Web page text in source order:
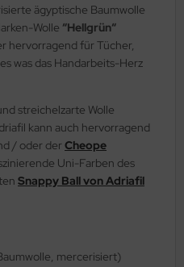
ägyptische Baumwolle
Wolle “Hellgrün“
hervorragend für Tücher,
was das Handarbeits-Herz
streichelzarte Wolle
kann auch hervorragend
/ oder der Cheope
Uni-Farben des
Snappy Ball von Adriafil
mercerisiert)